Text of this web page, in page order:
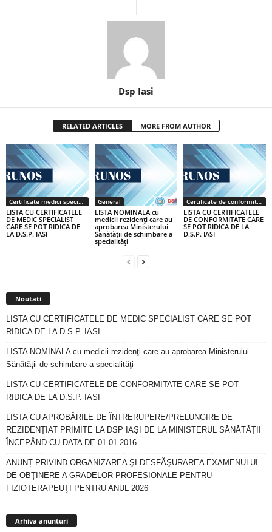
Dsp Iasi
RELATED ARTICLES MORE FROM AUTHOR
Certificate medici specialiști / primari
LISTA CU CERTIFICATELE
DE MEDIC SPECIALIST
CARE SE POT RIDICA DE
LA D.S.P. IASI
General
LISTA NOMINALA cu
medicii rezidenţi care au
aprobarea Ministerului
Sănătăţii de schimbare a
specialităţi
Certificate de conformitate
LISTA CU CERTIFICATELE
DE CONFORMITATE CARE
SE POT RIDICA DE LA
D.S.P. IASI
Noutati
LISTA CU CERTIFICATELE DE MEDIC SPECIALIST CARE SE POT
RIDICA DE LA D.S.P. IASI
LISTA NOMINALA cu medicii rezidenţi care au aprobarea Ministerului
Sănătăţii de schimbare a specialităţi
LISTA CU CERTIFICATELE DE CONFORMITATE CARE SE POT
RIDICA DE LA D.S.P. IASI
LISTA CU APROBĂRILE DE ÎNTRERUPERE/PRELUNGIRE DE
REZIDENȚIAT PRIMITE LA DSP IAȘI DE LA MINISTERUL SĂNĂTĂȚII
ÎNCEPÂND CU DATA DE 01.01.2016
ANUNȚ PRIVIND ORGANIZAREA ŞI DESFĂŞURAREA EXAMENULUI
DE OBŢINERE A GRADELOR PROFESIONALE PENTRU
FIZIOTERAPEUŢI PENTRU ANUL 2026
Arhiva anunturi